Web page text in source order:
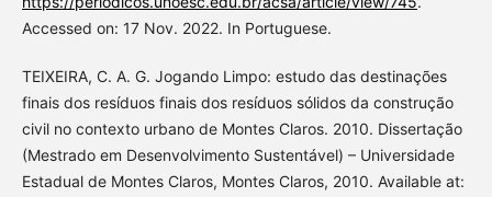
Accessed on: 17 Nov. 2022. In Portuguese.
TEIXEIRA, C. A. G. Jogando Limpo: estudo das destinações
finais dos resíduos finais dos resíduos sólidos da construção
civil no contexto urbano de Montes Claros. 2010. Dissertação
(Mestrado em Desenvolvimento Sustentável) – Universidade
Estadual de Montes Claros, Montes Claros, 2010. Available at: